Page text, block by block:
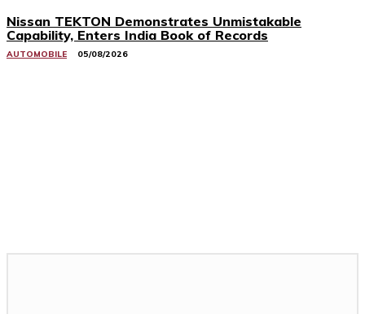
Nissan TEKTON Demonstrates Unmistakable
Capability, Enters India Book of Records
AUTOMOBILE 05/08/2026